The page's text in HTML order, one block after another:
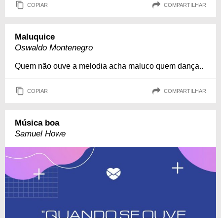
COPIAR COMPARTILHAR
Maluquice
Oswaldo Montenegro
Quem não ouve a melodia acha maluco quem dança..
COPIAR COMPARTILHAR
Música boa
Samuel Howe